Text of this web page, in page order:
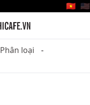
🇻🇳 🇺🇸
Phân loại